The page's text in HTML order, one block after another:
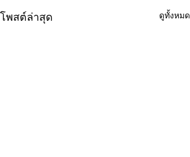
โพสต์ล่าสุด ดูทั้งหมด